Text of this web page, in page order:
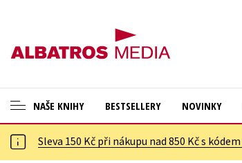
NAŠE KNIHY
ANGLICKÉ KNIHY -20 % Cestování
BESTSELLERY NOVINKY
Sleva 150 Kč při nákupu nad 850 Kč s kódem